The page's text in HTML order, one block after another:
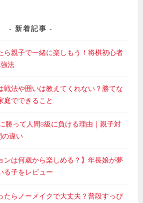
新着記事
ら親子で一緒に楽しもう！将棋初心者
法
戦法や囲いは教えてくれない？勝てな
庭でできること
勝って人間8級に負ける理由｜親子対
の違い
ンは何歳から楽しめる？】年長娘が夢
る子をレビュー
たらノーメイクで大丈夫？普段すっぴ